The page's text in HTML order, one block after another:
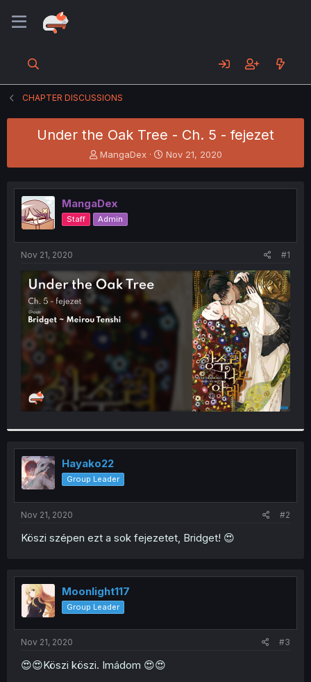
CHAPTER DISCUSSIONS
Under the Oak Tree - Ch. 5 - fejezet
T
h
e
a
d
s
t
t
e
MangaDex
S
t
r
t
Nov 21, 2020
MangaDex
Staff Admin
Nov 21, 2020 #1
Hayako22
Group Leader
Nov 21, 2020 #2
Köszi szépen ezt a sok fejezetet, Bridget! 😍
Moonlight117
Group Leader
Nov 21, 2020 #3
😍😍Köszi köszi. Imádom 😍😍